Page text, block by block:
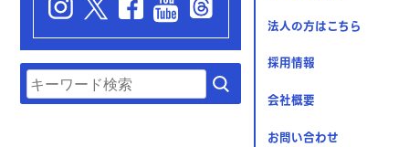
法人の方はこちら
採用情報
会社概要
お問い合わせ